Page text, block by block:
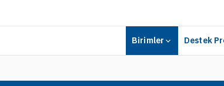
Birimler Destek